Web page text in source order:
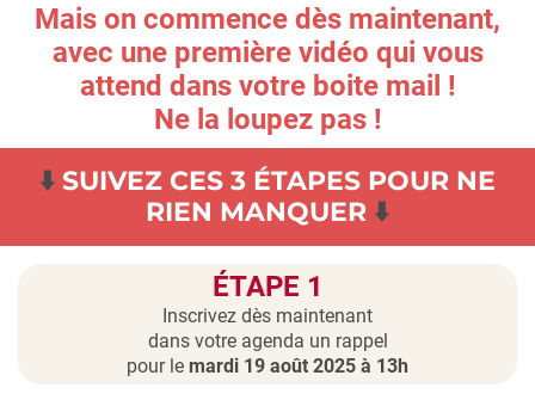
Mais on commence dès maintenant,
avec une première vidéo qui vous
attend dans votre boite mail !
Ne la loupez pas !
⬇️ SUIVEZ CES 3 ÉTAPES POUR NE
RIEN MANQUER ⬇️️
ÉTAPE 1
Inscrivez dès maintenant
dans votre agenda un rappel
pour le mardi 19 août 2025 à 13h